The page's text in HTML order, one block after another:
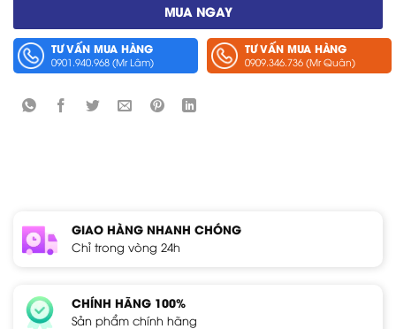
MUA NGAY
TƯ VẤN MUA HÀNG
0901.940.968 (Mr Lâm)
TƯ VẤN MUA HÀNG
0909.346.736 (Mr Quân)
GIAO HÀNG NHANH CHÓNG
Chỉ trong vòng 24h
CHÍNH HÃNG 100%
Sản phẩm chính hãng